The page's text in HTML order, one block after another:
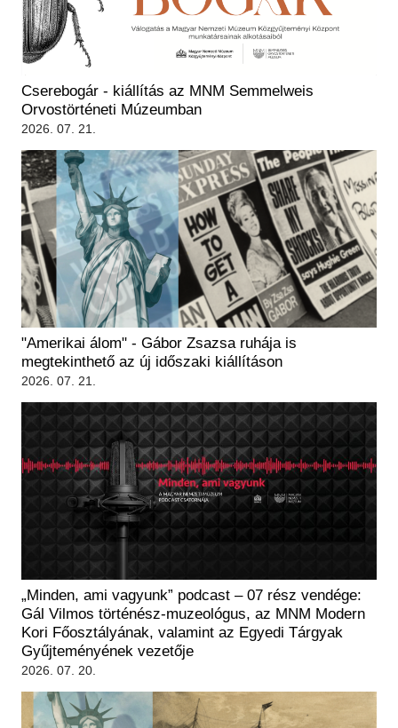
Régészet
Tagintézmények
Felnőttképzés
Közérdekű adatok
Képcsarnok
Történeti Fényképtár
Adattár
Központi Könyvtár
Cserebogár - kiállítás az MNM Semmelweis
Orvostörténeti Múzeumban
2026. 07. 21.
"Amerikai álom" - Gábor Zsazsa ruhája is
megtekinthető az új időszaki kiállításon
2026. 07. 21.
„Minden, ami vagyunk” podcast – 07 rész vendége:
Gál Vilmos történész-muzeológus, az MNM Modern
Kori Főosztályának, valamint az Egyedi Tárgyak
Gyűjteményének vezetője
2026. 07. 20.